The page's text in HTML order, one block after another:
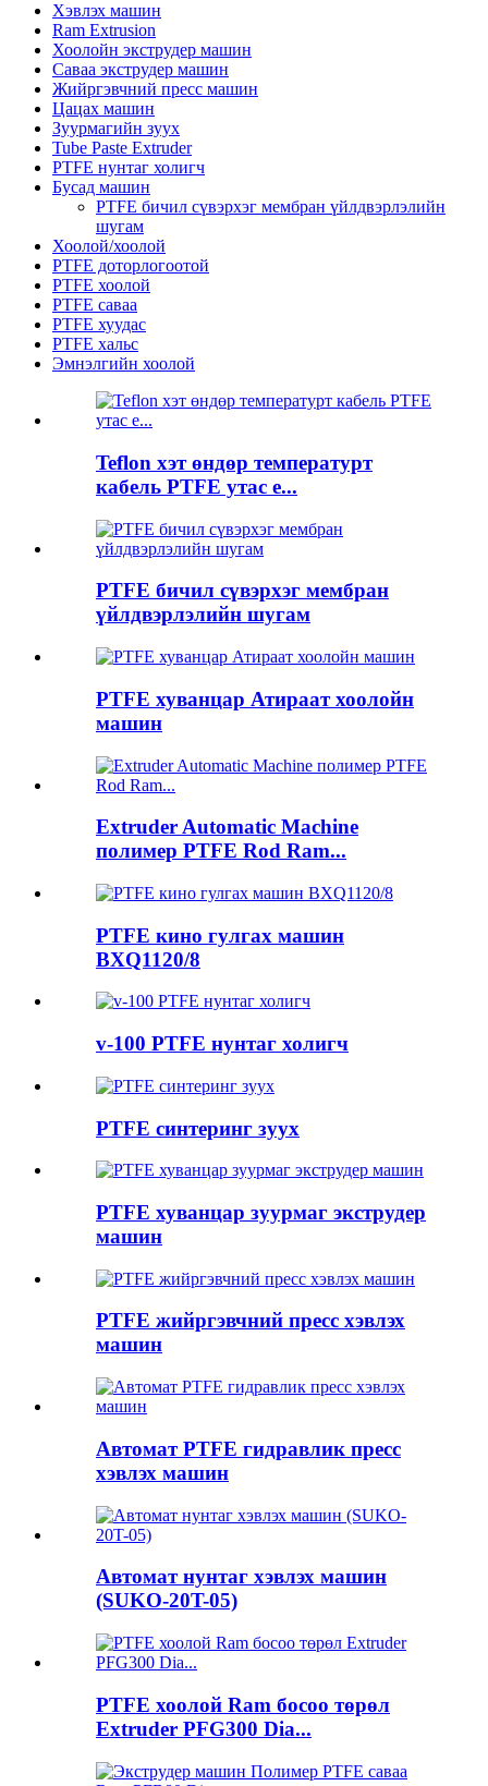
Хэвлэх машин
Ram Extrusion
Хоолойн экструдер машин
Саваа экструдер машин
Жийргэвчний пресс машин
Цацах машин
Зуурмагийн зуух
Tube Paste Extruder
PTFE нунтаг холигч
Бусад машин
PTFE бичил сүвэрхэг мембран үйлдвэрлэлийн
шугам
Хоолой/хоолой
PTFE доторлогоотой
PTFE хоолой
PTFE саваа
PTFE хуудас
PTFE хальс
Эмнэлгийн хоолой
Teflon хэт өндөр температурт
кабель PTFE утас e...
PTFE бичил сүвэрхэг мембран
үйлдвэрлэлийн шугам
PTFE хуванцар Атираат хоолойн
машин
Extruder Automatic Machine
полимер PTFE Rod Ram...
PTFE кино гулгах машин
BXQ1120/8
v-100 PTFE нунтаг холигч
PTFE синтеринг зуух
PTFE хуванцар зуурмаг экструдер
машин
PTFE жийргэвчний пресс хэвлэх
машин
Автомат PTFE гидравлик пресс
хэвлэх машин
Автомат нунтаг хэвлэх машин
(SUKO-20T-05)
PTFE хоолой Ram босоо төрөл
Extruder PFG300 Dia...